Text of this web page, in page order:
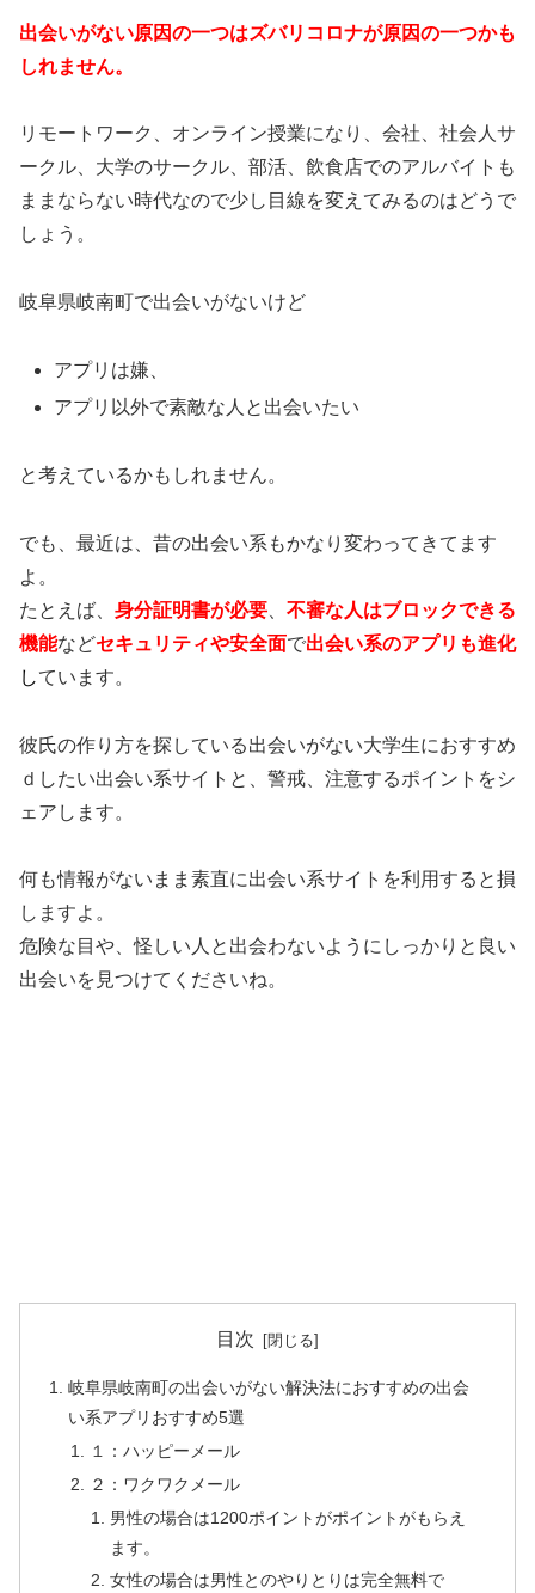
出会いがない原因の一つはズバリコロナが原因の一つかも
しれません。
リモートワーク、オンライン授業になり、会社、社会人サ
ークル、大学のサークル、部活、飲食店でのアルバイトも
ままならない時代なので少し目線を変えてみるのはどうで
しょう。
岐阜県岐南町で出会いがないけど
アプリは嫌、
アプリ以外で素敵な人と出会いたい
と考えているかもしれません。
でも、最近は、昔の出会い系もかなり変わってきてます
よ。
たとえば、 身分証明書が必要
不審な人はブロックできる
機能などセキュリティや安全面で出会い系のアプリも進化
しています。
彼氏の作り方を探している出会いがない大学生におすすめ
ｄしたい出会い系サイトと、警戒、注意するポイントをシ
ェアします。
何も情報がないまま素直に出会い系サイトを利用すると損
しますよ。
危険な目や、怪しい人と出会わないようにしっかりと良い
出会いを見つけてくださいね。
目次
岐阜県岐南町の出会いがない解決法におすすめの出会
い系アプリおすすめ5選
１：ハッピーメール
２：ワクワクメール
男性の場合は1200ポイントがポイントがもらえ
ます。
女性の場合は男性とのやりとりは完全無料で